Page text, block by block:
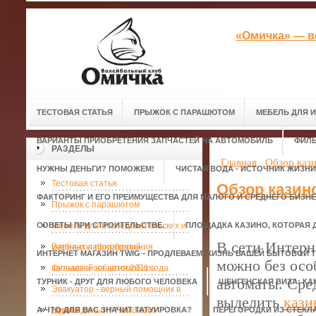
«Омичка» —
ТЕСТОВАЯ СТАТЬЯ ПРЫЖОК С ПАРАШЮТОМ МЕБЕЛЬ ДЛЯ
ВАРИАНТЫ ПРИОБРЕТЕНИЯ ЗАПЧАСТЕЙ НА АВТОМОБИЛЬ
НУЖНЫ ДЕНЬГИ? ПОМОЖЕМ! ЧИСТАЯ ВОДА - ИСТОЧНИК ЖИЗНИ
ФАКТОРИНГ И ЕГО ПРЕИМУЩЕСТВА ДЛЯ МАЛОГО И СРЕДНЕГО
СОВЕТЫ ПРИ СТРОИТЕЛЬСТВЕ. ПЛОЩАДКА КАЗИНО, КОТОРАЯ
ИНТЕРНЕТ МАГАЗИН TWIG - ПРОДЛЕВАЕМ ЖИЗНЬ ВАШЕЙ БЫТОВОЙ
ТУРНИК - ДРУГ ДЛЯ ЛЮБОГО ЧЕЛОВЕКА ШЕНГЕНСКАЯ ВИЗА:
А ЧТО ДЛЯ ВАС ЗНАЧИТ ТАТУИРОВКА? ПЕРЕГОРОДКИ ИЗ
РАЗДЕЛЫ
Тестовая статья
Прыжок с парашютом
Мебель для исследовательских и
учебных лабораторий
Варианты приобретения
запчастей на автомобиль
Фильмы и события 2011 года
Эвакуатор - верный помощник в
дороге.
Нужны деньги? Поможем!
Главная Обзор
Обзор
В сети
можно без
автоматы.
выделить